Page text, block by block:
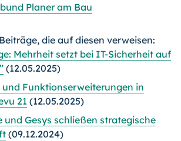
Planer am Bau
die auf diesen verweisen:
Mehrheit setzt bei IT-Sicherheit auf
(12.05.2025)
und Funktionserweiterungen in
21 (12.05.2025)
und Gesys schließen strategische
(09.12.2024)